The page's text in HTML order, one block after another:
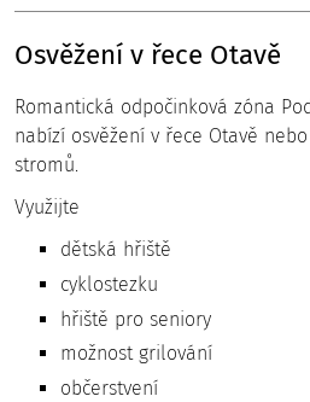
Osvěžení v řece Otavě
Romantická odpočinková zóna
nabízí osvěžení v řece Otavě
stromů.
Využijte
dětská hřiště
cyklostezku
hřiště pro seniory
možnost grilování
občerstvení